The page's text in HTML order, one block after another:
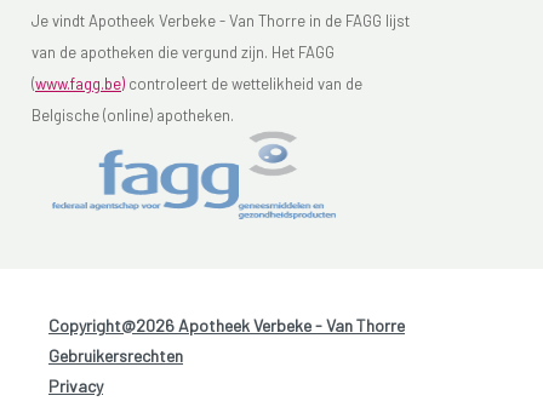
Je vindt Apotheek Verbeke - Van Thorre in de FAGG lijst
van de apotheken die vergund zijn. Het FAGG
(www.fagg.be) controleert de wettelikheid van de
Belgische (online) apotheken.
Copyright@2026 Apotheek Verbeke - Van Thorre
Gebruikersrechten
Privacy